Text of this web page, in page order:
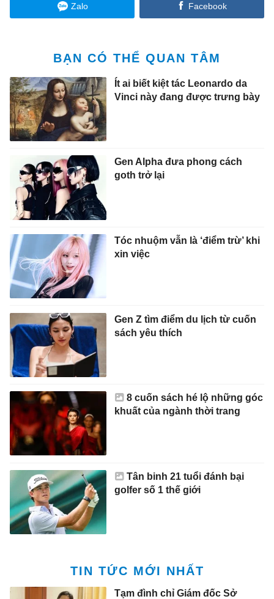
Zalo Facebook
BẠN CÓ THỂ QUAN TÂM
Ít ai biết kiệt tác Leonardo da
Vinci này đang được trưng bày
Gen Alpha đưa phong cách
goth trở lại
Tóc nhuộm vẫn là ‘điểm trừ’ khi
xin việc
Gen Z tìm điểm du lịch từ cuốn
sách yêu thích
8 cuốn sách hé lộ những góc
khuất của ngành thời trang
Tân binh 21 tuổi đánh bại
golfer số 1 thế giới
TIN TỨC MỚI NHẤT
Tạm đình chỉ Giám đốc Sở